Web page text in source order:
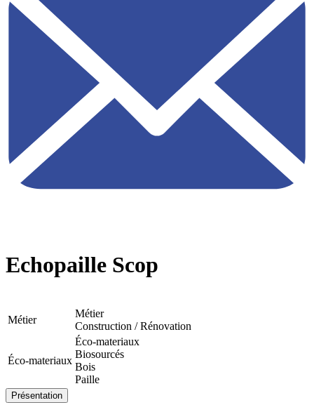
Echopaille Scop
Métier
Métier
Construction / Rénovation
Éco-materiaux
Éco-materiaux
Biosourcés
Bois
Paille
Présentation